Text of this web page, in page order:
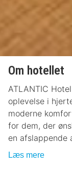
Om hotellet
ATLANTIC
oplevelse i
moderne
for dem, der
en
Læs mere